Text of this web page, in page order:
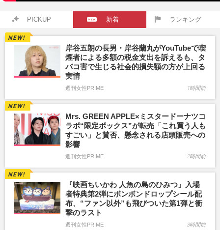
PICKUP 新着 ランキング
岸谷五朗の長男・岸谷蘭丸がYouTubeで喫
煙者による多額の税金支出を訴えるも、タ
バコ害で生じる社会的損失額の方が上回る
実情
週刊女性PRIME 1時間前
Mrs. GREEN APPLE×ミスタードーナツコ
ラボ“限定ボックス”が転売「これ買う人も
すごい」と賛否、懸念される店頭販売への
影響
週刊女性PRIME 2時間前
『映画ちいかわ 人魚の島のひみつ』入場
者特典第2弾にボンボンドロップシール配
布、“ファン以外”も飛びついた第1弾と衝
撃のラスト
週刊女性PRIME 3時間前